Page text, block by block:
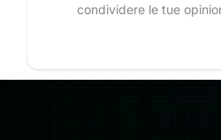
condividere le tue